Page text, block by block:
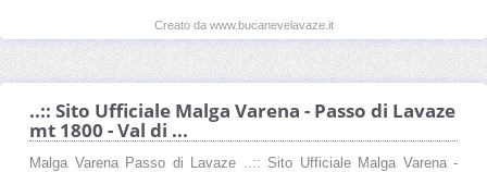
Creato da www.bucanevelavaze.it
..:: Sito Ufficiale Malga Varena - Passo di Lavaze
mt 1800 - Val di ...
Malga Varena Passo di Lavaze ..:: Sito Ufficiale Malga Varena -